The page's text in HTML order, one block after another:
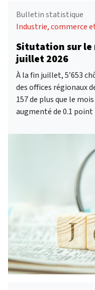
Bulletin statistique
Industrie, commerce
Situtation sur le
juillet 2026
À la fin juillet, 5’653
des offices régionaux
157 de plus que le
augmenté de 0.1 point